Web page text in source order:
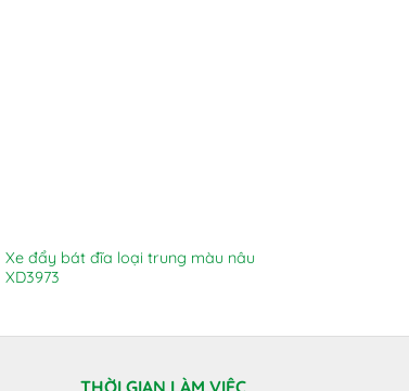
Xe đẩy bát đĩa loại trung màu nâu
XD3973
THỜI GIAN LÀM VIỆC